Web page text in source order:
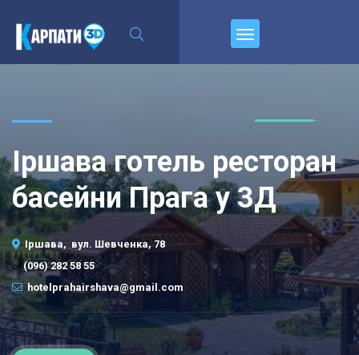
Іршава готель ресторан
басейни Прага у 3Д
Іршава, вул. Шевченка, 78
(096) 282 58 55
hotelprahairshava@gmail.com